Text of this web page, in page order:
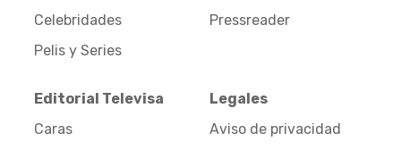
Celebridades
Pelis y Series
Pressreader
Editorial Televisa
Caras
Legales
Aviso de privacidad